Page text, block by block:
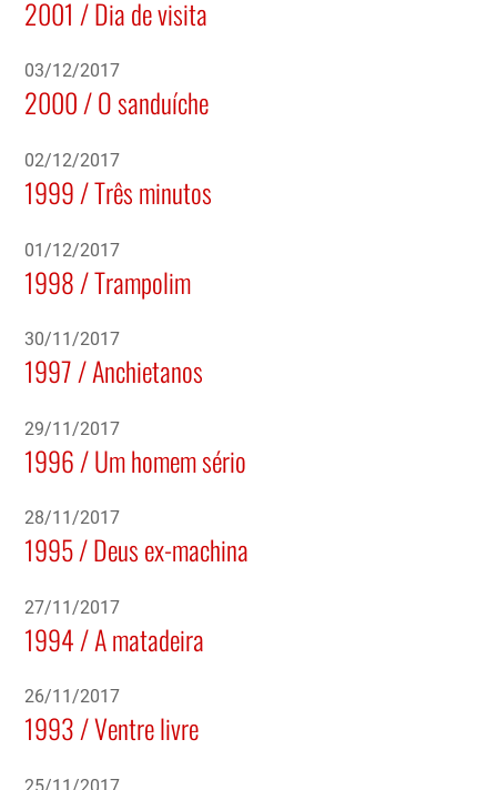
2001 / Dia de visita
03/12/2017
2000 / O sanduíche
02/12/2017
1999 / Três minutos
01/12/2017
1998 / Trampolim
30/11/2017
1997 / Anchietanos
29/11/2017
1996 / Um homem sério
28/11/2017
1995 / Deus ex-machina
27/11/2017
1994 / A matadeira
26/11/2017
1993 / Ventre livre
25/11/2017